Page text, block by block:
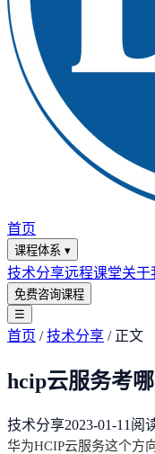
首页
课程体系 ▾
技术分享远程课堂关于
免费咨询课程
☰
首页 /技术分享 / 正文
hcip云服务考哪
技术分享2023-01-11 阅
华为HCIP云服务这个方